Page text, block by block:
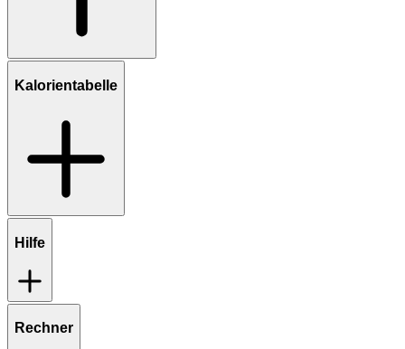
Kalorientabelle
Hilfe
Rechner